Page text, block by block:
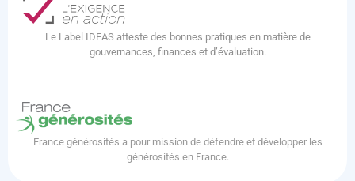
Le Label IDEAS atteste des bonnes pratiques en matière de
gouvernances, finances et d’évaluation.
France générosités a pour mission de défendre et développer les
générosités en France.